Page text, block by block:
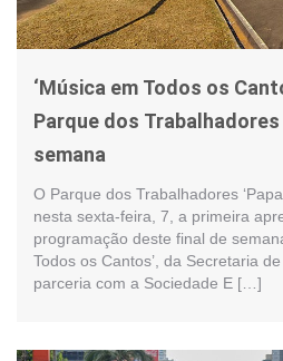
‘Música em Todos os
Parque dos
semana
O Parque dos Trabalhadores
nesta sexta-feira, 7, a primeira
programação deste final de
Todos os Cantos’, da Secretaria
parceria com a Sociedade E […]